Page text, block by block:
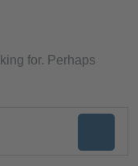
for. Perhaps